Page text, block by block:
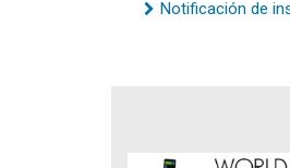
Notificación de